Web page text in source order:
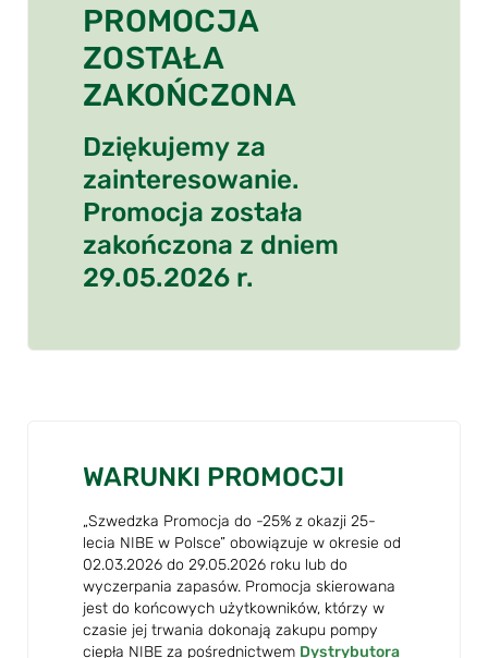
PROMOCJA
ZOSTAŁA
ZAKOŃCZONA
Dziękujemy za
zainteresowanie.
Promocja została
zakończona z dniem
29.05.2026 r.
WARUNKI PROMOCJI
„Szwedzka Promocja do -25% z okazji 25-
lecia NIBE w Polsce” obowiązuje w okresie od
02.03.2026 do 29.05.2026 roku lub do
wyczerpania zapasów. Promocja skierowana
jest do końcowych użytkowników, którzy w
czasie jej trwania dokonają zakupu pompy
ciepła NIBE za pośrednictwem Dystrybutora